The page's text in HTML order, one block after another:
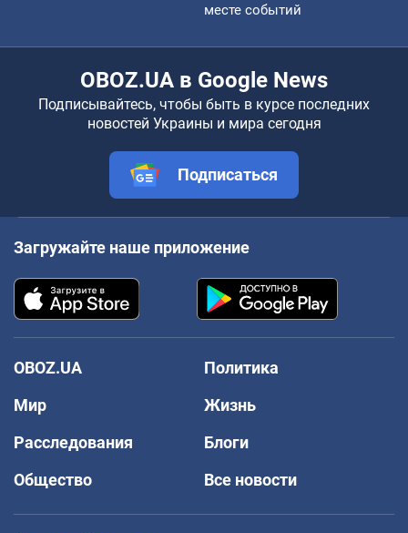
месте событий
OBOZ.UA в Google News
Подписывайтесь, чтобы быть в курсе последних
новостей Украины и мира сегодня
Подписаться
Загружайте наше приложение
OBOZ.UA
Политика
Мир
Жизнь
Расследования
Блоги
Общество
Все новости